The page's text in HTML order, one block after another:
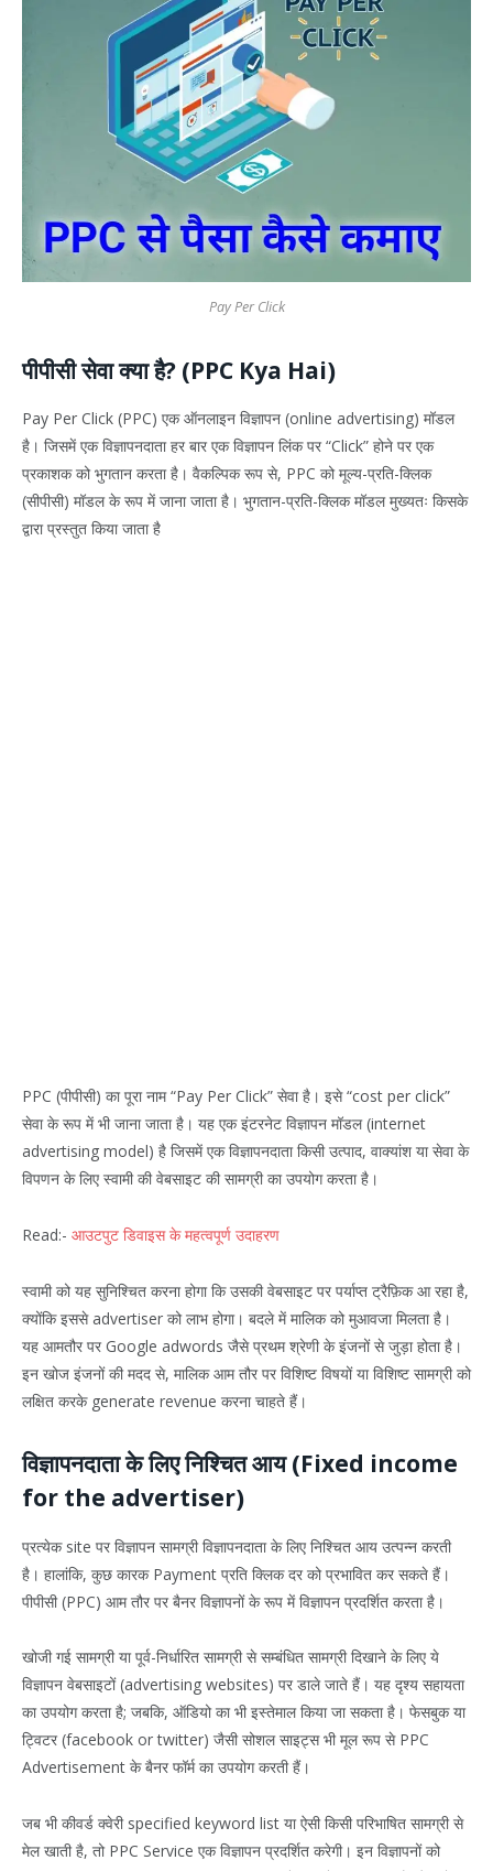
Pay Per Click
पीपीसी सेवा क्या है? (PPC Kya Hai)
Pay Per Click (PPC) एक ऑनलाइन विज्ञापन (online advertising) मॉडल
है। जिसमें एक विज्ञापनदाता हर बार एक विज्ञापन लिंक पर “Click” होने पर एक
प्रकाशक को भुगतान करता है। वैकल्पिक रूप से, PPC को मूल्य-प्रति-क्लिक
(सीपीसी) मॉडल के रूप में जाना जाता है। भुगतान-प्रति-क्लिक मॉडल मुख्यतः किसके
द्वारा प्रस्तुत किया जाता है
PPC (पीपीसी) का पूरा नाम “Pay Per Click” सेवा है। इसे “cost per click”
सेवा के रूप में भी जाना जाता है। यह एक इंटरनेट विज्ञापन मॉडल (internet
advertising model) है जिसमें एक विज्ञापनदाता किसी उत्पाद, वाक्यांश या सेवा के
विपणन के लिए स्वामी की वेबसाइट की सामग्री का उपयोग करता है।
Read:- आउटपुट डिवाइस के महत्वपूर्ण उदाहरण
स्वामी को यह सुनिश्चित करना होगा कि उसकी वेबसाइट पर पर्याप्त ट्रैफ़िक आ रहा है,
क्योंकि इससे advertiser को लाभ होगा। बदले में मालिक को मुआवजा मिलता है।
यह आमतौर पर Google adwords जैसे प्रथम श्रेणी के इंजनों से जुड़ा होता है।
इन खोज इंजनों की मदद से, मालिक आम तौर पर विशिष्ट विषयों या विशिष्ट सामग्री को
लक्षित करके generate revenue करना चाहते हैं।
विज्ञापनदाता के लिए निश्चित आय (Fixed income
for the advertiser)
प्रत्येक site पर विज्ञापन सामग्री विज्ञापनदाता के लिए निश्चित आय उत्पन्न करती
है। हालांकि, कुछ कारक Payment प्रति क्लिक दर को प्रभावित कर सकते हैं।
पीपीसी (PPC) आम तौर पर बैनर विज्ञापनों के रूप में विज्ञापन प्रदर्शित करता है।
खोजी गई सामग्री या पूर्व-निर्धारित सामग्री से सम्बंधित सामग्री दिखाने के लिए ये
विज्ञापन वेबसाइटों (advertising websites) पर डाले जाते हैं। यह दृश्य सहायता
का उपयोग करता है; जबकि, ऑडियो का भी इस्तेमाल किया जा सकता है। फेसबुक या
ट्विटर (facebook or twitter) जैसी सोशल साइट्स भी मूल रूप से PPC
Advertisement के बैनर फॉर्म का उपयोग करती हैं।
जब भी कीवर्ड क्वेरी specified keyword list या ऐसी किसी परिभाषित सामग्री से
मेल खाती है, तो PPC Service एक विज्ञापन प्रदर्शित करेगी। इन विज्ञापनों को